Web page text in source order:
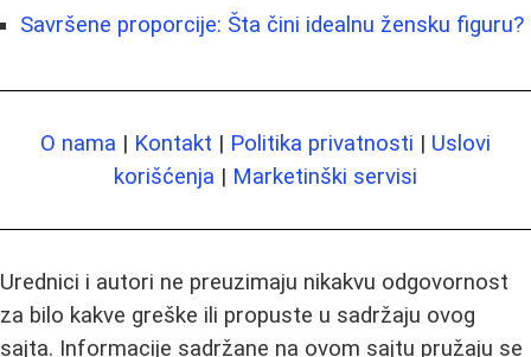
Savršene proporcije: Šta čini idealnu žensku figuru?
O nama | Kontakt | Politika privatnosti | Uslovi
korišćenja | Marketinški servisi
Urednici i autori ne preuzimaju nikakvu odgovornost
za bilo kakve greške ili propuste u sadržaju ovog
sajta. Informacije sadržane na ovom sajtu pružaju se